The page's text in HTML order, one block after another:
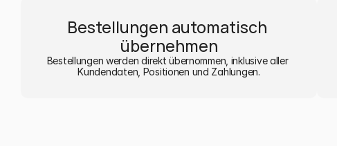
Bestellungen automatisch
übernehmen
Bestellungen werden direkt übernommen, inklusive aller
Kundendaten, Positionen und Zahlungen.